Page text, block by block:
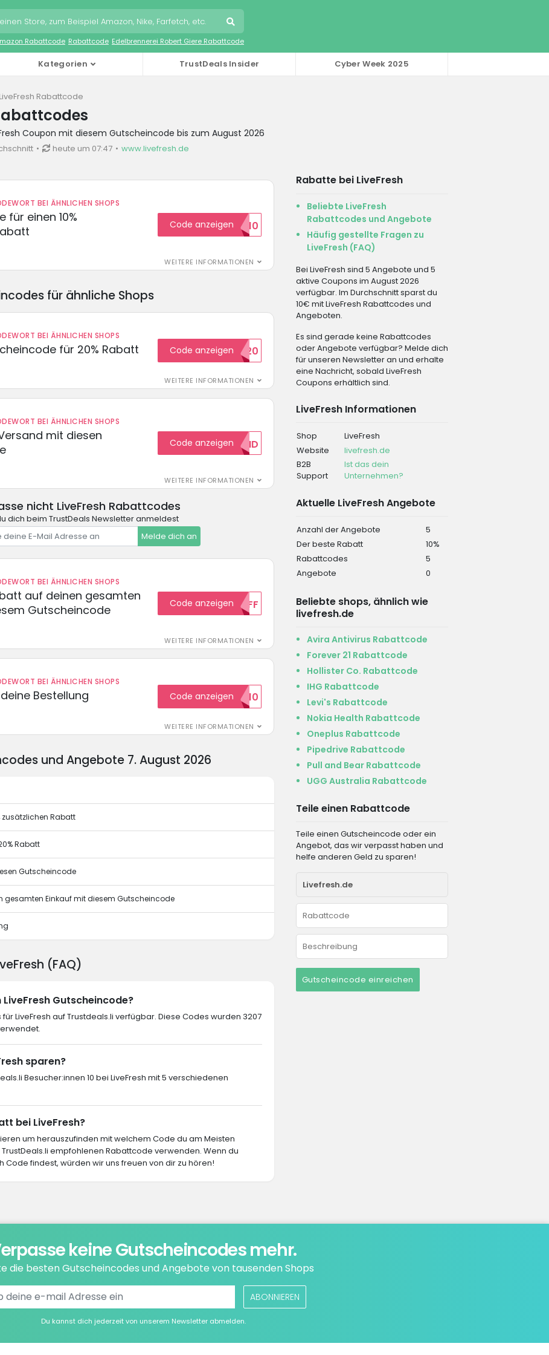
Rabattcode Rabattcode Edelbrennerei Robert Giere Rabattcode
Kategorien TrustDeals Insider Cyber Week 2025
LiveFresh Rabattcode
Coupon mit diesem Gutscheincode bis zum August 2026
heute um 07:47 www.livefresh.de
BEI ÄHNLICHEN SHOPS
für einen 10%
WEITERE INFORMATIONEN
Code anzeigenHELLO10
für ähnliche Shops
BEI ÄHNLICHEN SHOPS
für 20% Rabatt
WEITERE INFORMATIONEN
Code anzeigen
WELCOME20
BEI ÄHNLICHEN SHOPS
mit diesen
WEITERE INFORMATIONEN
Code anzeigen
GRATISVERSAND
nicht LiveFresh Rabattcodes
dich beim TrustDeals Newsletter anmeldest
Melde dich an
BEI ÄHNLICHEN SHOPS
auf deinen gesamten
Gutscheincode
WEITERE INFORMATIONEN
Code anzeigen15OFF
BEI ÄHNLICHEN SHOPS
Bestellung
WEITERE INFORMATIONEN
Code anzeigen
WILKOMMEN10
Rabatte bei LiveFresh
Beliebte LiveFresh
Rabattcodes und Angebote
Häufig gestellte Fragen zu
LiveFresh (FAQ)
Bei LiveFresh sind 5 Angebote und 5
aktive Coupons im August 2026
verfügbar. Im Durchschnitt sparst du
10€ mit LiveFresh Rabattcodes und
Angeboten.
Es sind gerade keine Rabattcodes
oder Angebote verfügbar? Melde dich
für unseren Newsletter an und erhalte
eine Nachricht, sobald LiveFresh
Coupons erhältlich sind.
LiveFresh Informationen
Shop
LiveFresh
Website
livefresh.de
B2B
Support
Ist das dein
Unternehmen?
Aktuelle LiveFresh Angebote
Anzahl der Angebote
5
Der beste Rabatt
10%
Rabattcodes
5
Angebote
0
Beliebte shops, ähnlich wie
livefresh.de
Avira Antivirus Rabattcode
Forever 21 Rabattcode
Hollister Co. Rabattcode
IHG Rabattcode
Levi's Rabattcode
Nokia Health Rabattcode
Oneplus Rabattcode
Pipedrive Rabattcode
Pull and Bear Rabattcode
UGG Australia Rabattcode
Teile einen Rabattcode
Teile einen Gutscheincode oder ein
Angebot, das wir verpasst haben und
helfe anderen Geld zu sparen!
Gutscheincode einreichen
und Angebote 7. August 2026
zusätzlichen Rabatt
Rabatt
Gutscheincode
gesamten Einkauf mit diesem Gutscheincode
(FAQ)
Gutscheincode?
LiveFresh auf Trustdeals.li verfügbar. Diese Codes wurden 3207
sparen?
Besucher:innen 10 bei LiveFresh mit 5 verschiedenen
bei LiveFresh?
um herauszufinden mit welchem Code du am Meisten
empfohlenen Rabattcode verwenden. Wenn du
Code findest, würden wir uns freuen von dir zu hören!
keine Gutscheincodes mehr.
die besten Gutscheincodes und Angebote von tausenden Shops
ABONNIEREN
Du kannst dich jederzeit von unserem Newsletter abmelden.